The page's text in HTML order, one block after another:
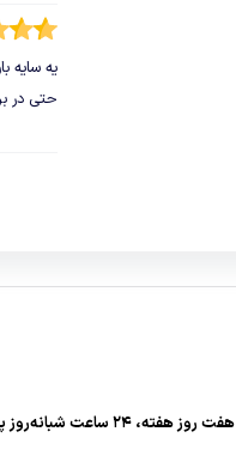
یه سایه
حتی در
هفت روز هفته، ۲۴ ساعت شبانه‌روز پاسخگوی شما هستیم.